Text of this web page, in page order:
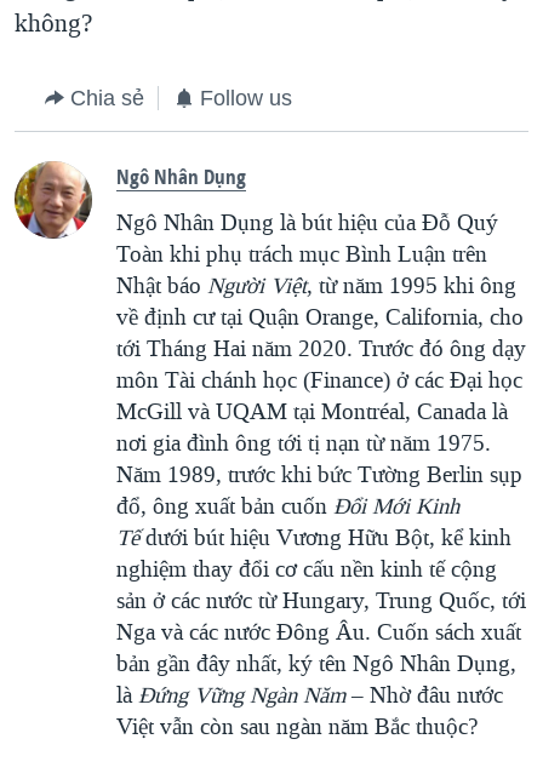
không?
Chia sẻ Follow us
Ngô Nhân Dụng
Ngô Nhân Dụng là bút hiệu của Đỗ Quý
Toàn khi phụ trách mục Bình Luận trên
Nhật báo Người Việt, từ năm 1995 khi ông
về định cư tại Quận Orange, California, cho
tới Tháng Hai năm 2020. Trước đó ông dạy
môn Tài chánh học (Finance) ở các Đại học
McGill và UQAM tại Montréal, Canada là
nơi gia đình ông tới tị nạn từ năm 1975.
Năm 1989, trước khi bức Tường Berlin sụp
đổ, ông xuất bản cuốn Đổi Mới Kinh
Tếdưới bút hiệu Vương Hữu Bột, kể kinh
nghiệm thay đổi cơ cấu nền kinh tế cộng
sản ở các nước từ Hungary, Trung Quốc, tới
Nga và các nước Đông Âu. Cuốn sách xuất
bản gần đây nhất, ký tên Ngô Nhân Dụng,
làĐứng Vững Ngàn Năm– Nhờ đâu nước
Việt vẫn còn sau ngàn năm Bắc thuộc?